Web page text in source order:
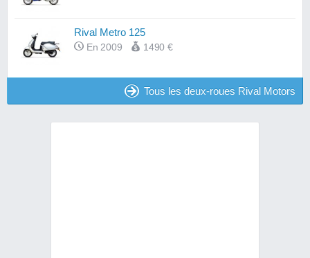
Rival Metro 125
En 2009 1490 €
Tous les deux-roues Rival Motors